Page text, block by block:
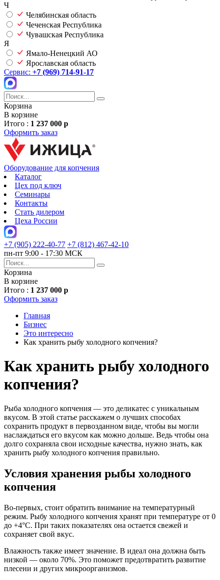
Ч
Челябинская область
Чеченская Республика
Чувашская Республика
Я
Ямало-Ненецкий АО
Ярославская область
Сервис: +7 (969) 714-91-17
Корзина
В корзине
Итого : 1 237 000 р
Оформить заказ
Оборудование для копчения
Каталог
Цех под ключ
Семинары
Контакты
Стать дилером
Цеха России
+7 (905) 222-40-77 +7 (812) 467-42-10
пн-пт 9:00 - 17:30 МСК
Корзина
В корзине
Итого : 1 237 000 р
Оформить заказ
Главная
Бизнес
Это интересно
Как хранить рыбу холодного копчения?
Как хранить рыбу холодного
копчения?
Рыба холодного копчения — это деликатес с уникальным
вкусом. В этой статье расскажем о лучших способах
сохранить продукт в первозданном виде, чтобы вы могли
наслаждаться его вкусом как можно дольше. Ведь чтобы она
долго сохраняла свои исходные качества, нужно знать, как
хранить рыбу холодного копчения правильно.
Условия хранения рыбы холодного
копчения
Во-первых, стоит обратить внимание на температурный
режим. Рыбу холодного копчения хранят при температуре от 0
до +4°C. При таких показателях она остается свежей и
сохраняет свой вкус.
Влажность также имеет значение. В идеал она должна быть
низкой — около 70%. Это поможет предотвратить развитие
плесени и других микроорганизмов.